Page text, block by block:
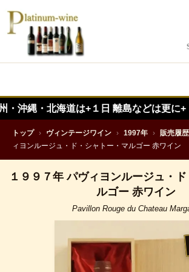
道は+１日 離島などは更に+ となります
トップ › ヴィンテージワイン › 1997年 › 販売履歴
ィヨンルージュ・ド・シャトー・マルゴー 赤ワイン
１９９７年 パヴィヨンルージュ・
ルゴー 赤ワイン
Pavillon Rouge du Chateau